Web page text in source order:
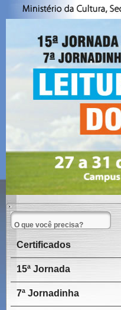
Certificados
15ª Jornada
7ª Jornadinha